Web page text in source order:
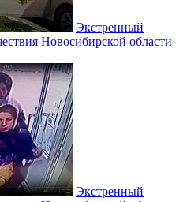
Экстренный
Новосибирской области
Экстренный